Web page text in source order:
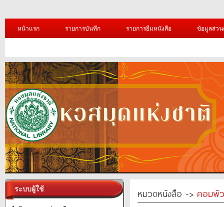
หน้าแรก รายการบันทึก รายการยืมหนังสือ ข้อมูลส่ว
ระบบผู้ใช้ หมวดหนังสือ -> คอมพิ